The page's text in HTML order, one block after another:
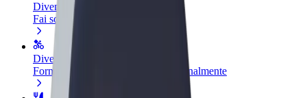
Diventa un driver
Fai soldi alle tue condizioni
Diventa un autista Bolt
Fornisci cibo e ricevi pagato settimanalmente